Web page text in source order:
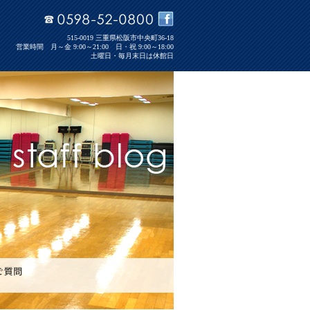
515-0019 三重県松阪市中央町36-18
営業時間 月～金 9:00～21:00 日・祝 9:00～18:00
土曜日・毎月末日は休館日